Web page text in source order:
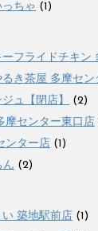
ちゃ (1)
フライドチキン
き茶屋 多摩セン
ュ【閉店】
(2)
摩センター東口店
ンター店 (1)
ん (2)
築地駅前店 (1)